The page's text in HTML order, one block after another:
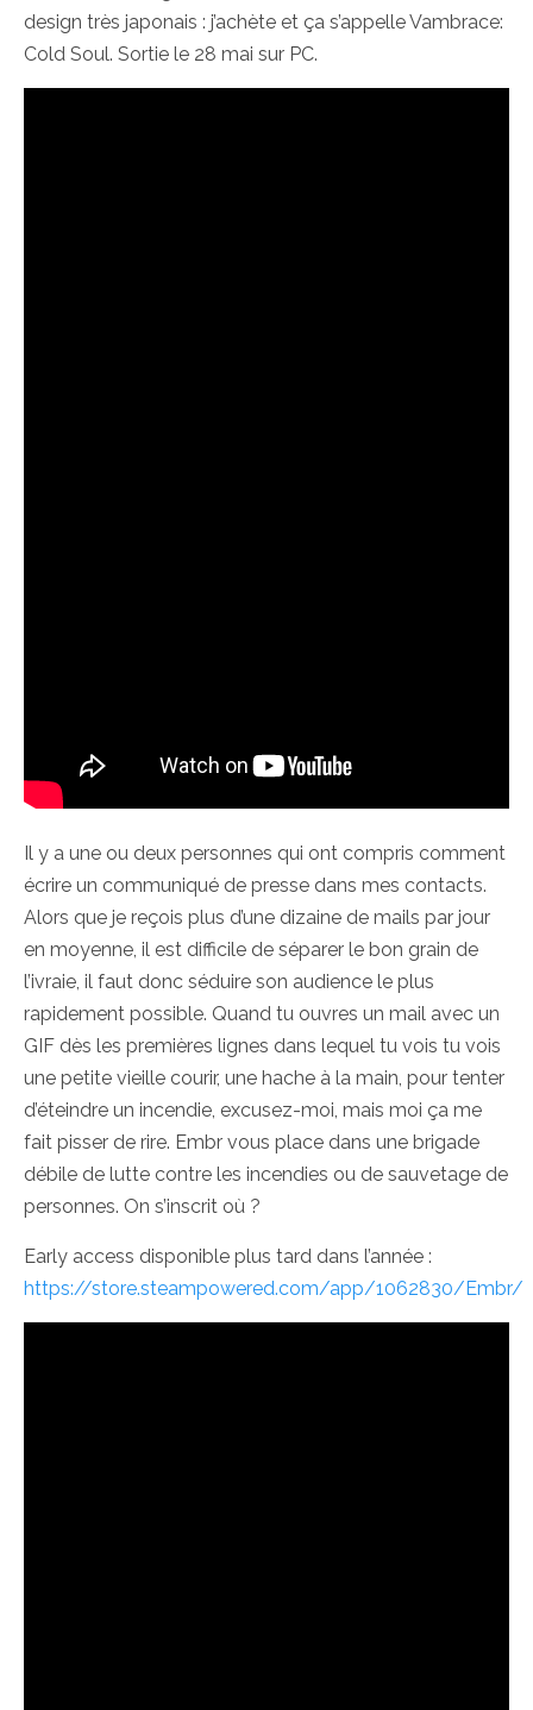
design très japonais : j’achète et ça s’appelle Vambrace:
Cold Soul. Sortie le 28 mai sur PC.
Il y a une ou deux personnes qui ont compris comment
écrire un communiqué de presse dans mes contacts.
Alors que je reçois plus d’une dizaine de mails par jour
en moyenne, il est difficile de séparer le bon grain de
l’ivraie, il faut donc séduire son audience le plus
rapidement possible. Quand tu ouvres un mail avec un
GIF dès les premières lignes dans lequel tu vois tu vois
une petite vieille courir, une hache à la main, pour tenter
d’éteindre un incendie, excusez-moi, mais moi ça me
fait pisser de rire. Embr vous place dans une brigade
débile de lutte contre les incendies ou de sauvetage de
personnes. On s’inscrit où ?
Early access disponible plus tard dans l’année :
https://store.steampowered.com/app/1062830/Embr/